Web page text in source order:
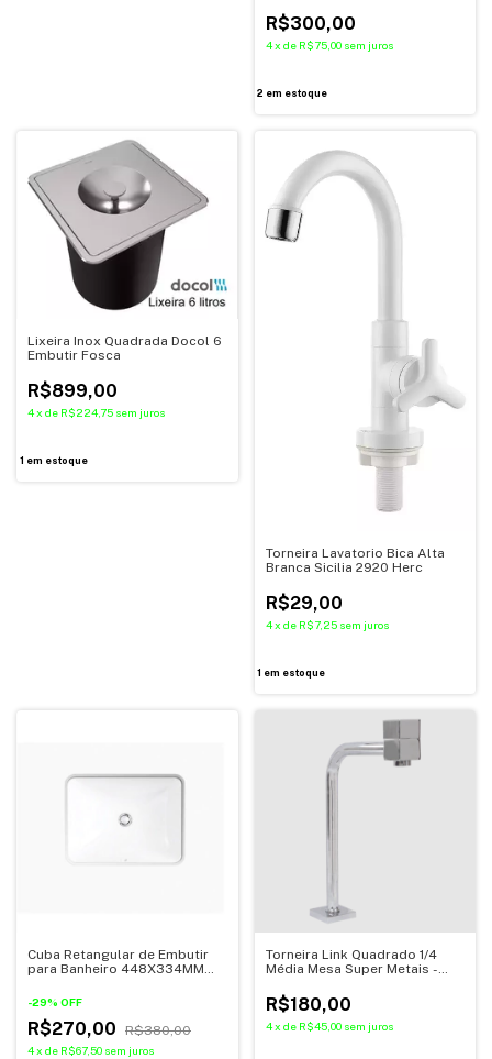
220V~ Lorenzetti
R$300,00
4 x de R$75,00 sem juros
2 em estoque
Lixeira Inox Quadrada Docol 6
Embutir Fosca
R$899,00
4x de R$224,75 sem juros
1 em estoque
Torneira Lavatorio Bica Alta
Branca Sicilia 2920 Herc
R$29,00
4 x de R$7,25 sem juros
1 em estoque
Cuba Retangular de Embutir
para Banheiro 448X334MM
-29% OFF
R$270,00 R$380,00
4x de R$67,50 sem juros
Torneira Link Quadrado 1/4
Média Mesa Super Metais -
R$180,00
4 x de R$45,00 sem juros